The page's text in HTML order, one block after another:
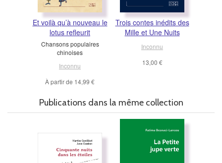
Et voilà qu’à nouveau le
lotus refleurit
Chansons populaires
chinoises
Inconnu
À partir de 14,99 €
Trois contes inédits des
Mille et Une Nuits
Inconnu
13,00 €
Publications dans la même collection